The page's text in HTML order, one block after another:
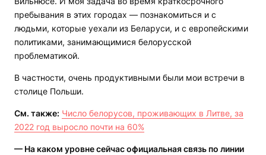
пребывания в этих городах — познакомиться и с
людьми, которые уехали из Беларуси, и с европейскими
политиками, занимающимися белорусской
проблематикой.
В частности, очень продуктивными были мои встречи в
столице Польши.
См. также: Число белорусов, проживающих в Литве, за
2022 год выросло почти на 60%
— На каком уровне сейчас официальная связь по линии